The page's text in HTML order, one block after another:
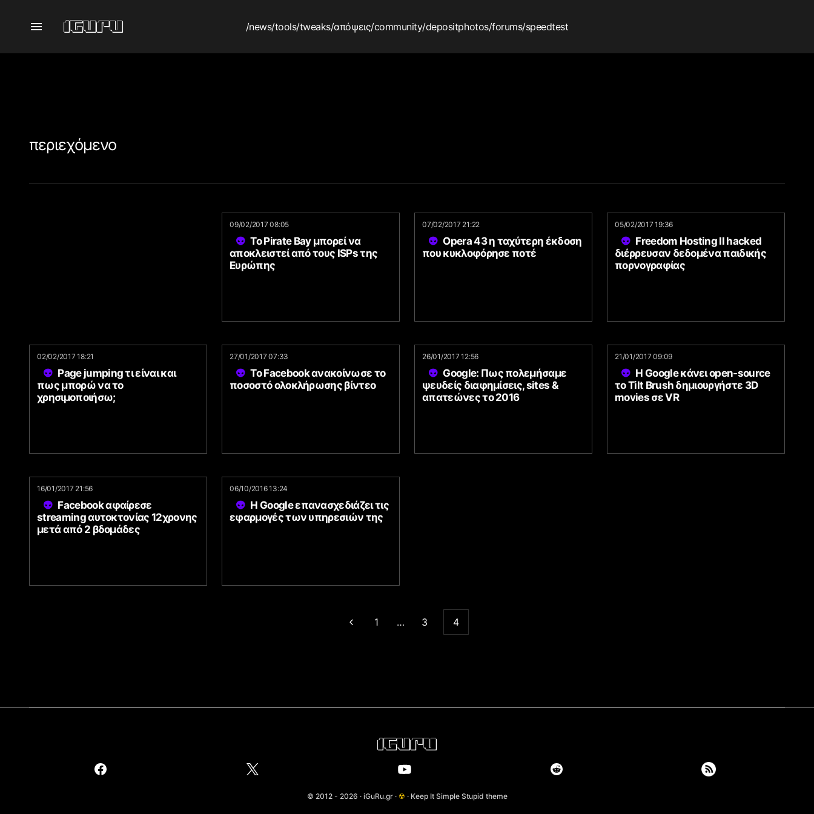
/news/tools/tweaks/απόψεις/community/depositphotos/forums/speedtest
περιεχόμενο
09/02/2017 08:05
Το Pirate Bay μπορεί να
αποκλειστεί από τους ISPs της
Ευρώπης
07/02/2017 21:22
Opera 43 η ταχύτερη έκδοση
που κυκλοφόρησε ποτέ
05/02/2017 19:36
Freedom Hosting II hacked
διέρρευσαν δεδομένα παιδικής
πορνογραφίας
02/02/2017 18:21
Page jumping τι είναι και
πως μπορώ να το
χρησιμοποιήσω;
27/01/2017 07:33
Το Facebook ανακοίνωσε το
ποσοστό ολοκλήρωσης βίντεο
26/01/2017 12:56
Google: Πως πολεμήσαμε
ψευδείς διαφημίσεις, sites &
απατεώνες το 2016
21/01/2017 09:09
Η Google κάνει open-source
το Tilt Brush δημιουργήστε 3D
movies σε VR
16/01/2017 21:56
Facebook αφαίρεσε
streaming αυτοκτονίας 12χρονης
μετά από 2 βδομάδες
06/10/2016 13:24
Η Google επανασχεδιάζει τις
εφαρμογές των υπηρεσιών της
1 … 3 4
© 2012 - 2026 · iGuRu.gr · ☢ · Keep It Simple Stupid theme